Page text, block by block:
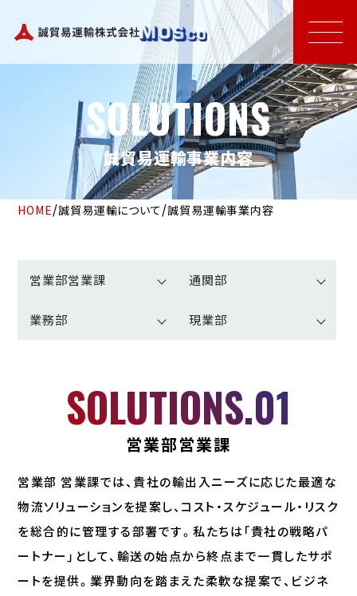
SOLUTIONS
誠貿易運輸事業内容
HOME/誠貿易運輸について /誠貿易運輸事業内容
営業部営業課 通関部
業務部 現業部
SOLUTIONS.01
営業部営業課
営業部 営業課では、貴社の輸出入ニーズに応じた最適な
物流ソリューションを提案し、コスト・スケジュール・リスク
を総合的に管理する部署です。私たちは「貴社の戦略パ
ートナー」として、輸送の始点から終点まで一貫したサポ
ートを提供。業界動向を踏まえた柔軟な提案で、ビジネ